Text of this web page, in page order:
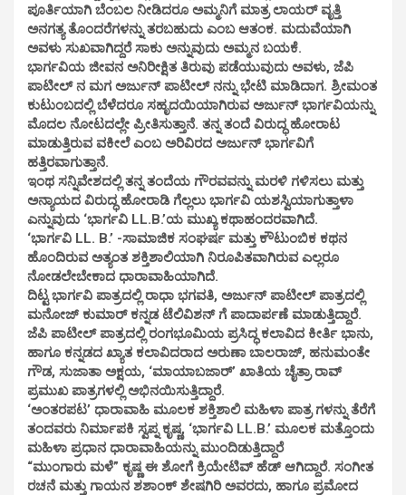
ಪೂರ್ತಿಯಾಗಿ ಬೆಂಬಲ ನೀಡಿದರೂ ಅಮ್ಮನಿಗೆ ಮಾತ್ರ ಲಾಯರ್ ವೃತ್ತಿ
ಅನಗತ್ಯ ತೊಂದರೆಗಳನ್ನು ತರಬಹುದು ಎಂಬ ಆತಂಕ. ಮದುವೆಯಾಗಿ
ಅವಳು ಸುಖವಾಗಿದ್ದರೆ ಸಾಕು ಅನ್ನುವುದು ಅಮ್ಮನ ಬಯಕೆ.
ಭಾರ್ಗವಿಯ ಜೀವನ ಅನಿರೀಕ್ಷಿತ ತಿರುವು ಪಡೆಯುವುದು ಅವಳು, ಜೆಪಿ
ಪಾಟೀಲ್ ನ ಮಗ ಅರ್ಜುನ್ ಪಾಟೀಲ್ ನನ್ನು ಭೇಟಿ ಮಾಡಿದಾಗ. ಶ್ರೀಮಂತ
ಕುಟುಂಬದಲ್ಲಿ ಬೆಳೆದರೂ ಸಹೃದಯಿಯಾಗಿರುವ ಅರ್ಜುನ್ ಭಾರ್ಗವಿಯನ್ನು
ಮೊದಲ ನೋಟದಲ್ಲೇ ಪ್ರೀತಿಸುತ್ತಾನೆ. ತನ್ನ ತಂದೆ ವಿರುದ್ಧ ಹೋರಾಟ
ಮಾಡುತ್ತಿರುವ ವಕೀಲೆ ಎಂಬ ಅರಿವಿರದ ಅರ್ಜುನ್ ಭಾರ್ಗವಿಗೆ
ಹತ್ತಿರವಾಗುತ್ತಾನೆ.
ಇಂಥ ಸನ್ನಿವೇಶದಲ್ಲಿ ತನ್ನ ತಂದೆಯ ಗೌರವವನ್ನು ಮರಳಿ ಗಳಿಸಲು ಮತ್ತು
ಅನ್ಯಾಯದ ವಿರುದ್ಧ ಹೋರಾಡಿ ಗೆಲ್ಲಲು ಭಾರ್ಗವಿ ಯಶಸ್ವಿಯಾಗುತ್ತಾಳಾ
ಎನ್ನುವುದು ‘ಭಾರ್ಗವಿ LL.B.’ಯ ಮುಖ್ಯ ಕಥಾಹಂದರವಾಗಿದೆ.
‘ಭಾರ್ಗವಿ LL. B.’ -ಸಾಮಾಜಿಕ ಸಂಘರ್ಷ ಮತ್ತು ಕೌಟುಂಬಿಕ ಕಥನ
ಹೊಂದಿರುವ ಅತ್ಯಂತ ಶಕ್ತಿಶಾಲಿಯಾಗಿ ನಿರೂಪಿತವಾಗಿರುವ ಎಲ್ಲರೂ
ನೋಡಲೇಬೇಕಾದ ಧಾರಾವಾಹಿಯಾಗಿದೆ.
ದಿಟ್ಟ ಭಾರ್ಗವಿ ಪಾತ್ರದಲ್ಲಿ ರಾಧಾ ಭಗವತಿ, ಅರ್ಜುನ್ ಪಾಟೀಲ್ ಪಾತ್ರದಲ್ಲಿ
ಮನೋಜ್ ಕುಮಾರ್ ಕನ್ನಡ ಟೆಲಿವಿಶನ್ ಗೆ ಪಾದಾರ್ಪಣೆ ಮಾಡುತ್ತಿದ್ದಾರೆ.
ಜೆಪಿ ಪಾಟೀಲ್ ಪಾತ್ರದಲ್ಲಿ ರಂಗಭೂಮಿಯ ಪ್ರಸಿದ್ಧ ಕಲಾವಿದ ಕೀರ್ತಿ ಭಾನು,
ಹಾಗೂ ಕನ್ನಡದ ಖ್ಯಾತ ಕಲಾವಿದರಾದ ಅರುಣಾ ಬಾಲರಾಜ್, ಹನುಮಂತೇ
ಗೌಡ, ಸುಜಾತಾ ಅಕ್ಷಯ, ‘ಮಾಯಾಬಜಾರ್’ ಖಾತಿಯ ಚೈತ್ರಾ ರಾವ್
ಪ್ರಮುಖ ಪಾತ್ರಗಳಲ್ಲಿ ಅಭಿನಯಿಸುತ್ತಿದ್ದಾರೆ.
‘ಅಂತರಪಟ’ ಧಾರಾವಾಹಿ ಮೂಲಕ ಶಕ್ತಿಶಾಲಿ ಮಹಿಳಾ ಪಾತ್ರ ಗಳನ್ನು ತೆರೆಗೆ
ತಂದವರು ನಿರ್ಮಾಪಕಿ ಸ್ವಪ್ನ ಕೃಷ್ಣ, ‘ಭಾರ್ಗವಿ LL.B.’ ಮೂಲಕ ಮತ್ತೊಂದು
ಮಹಿಳಾ ಪ್ರಧಾನ ಧಾರಾವಾಹಿಯನ್ನು ಮುಂದಿಡುತ್ತಿದ್ದಾರೆ
“ಮುಂಗಾರು ಮಳೆ” ಕೃಷ್ಣ ಈ ಶೋಗೆ ಕ್ರಿಯೇಟಿವ್ ಹೆಡ್ ಆಗಿದ್ದಾರೆ. ಸಂಗೀತ
ರಚನೆ ಮತ್ತು ಗಾಯನ ಶಶಾಂಕ್ ಶೇಷಗಿರಿ ಅವರದು, ಹಾಗೂ ಪ್ರಮೋದ